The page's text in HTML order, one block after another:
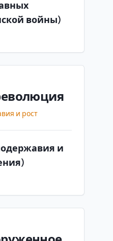
войны)
и рост
и